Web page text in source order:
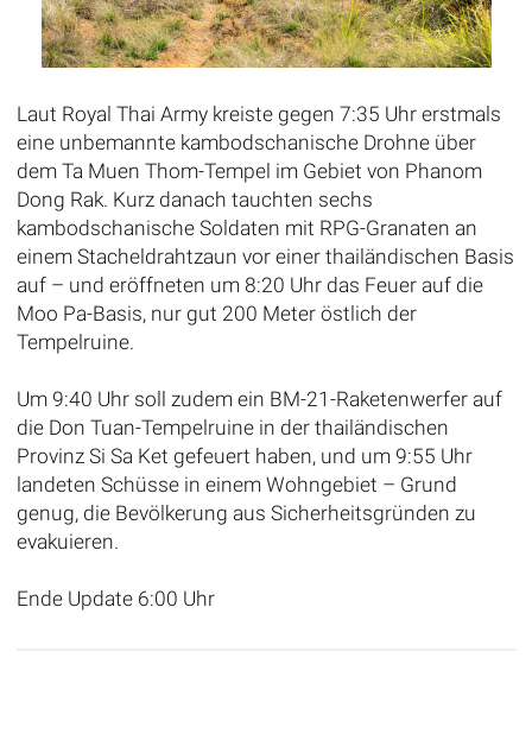
Laut Royal Thai Army kreiste gegen 7:35 Uhr erstmals
eine unbemannte kambodschanische Drohne über
dem Ta Muen Thom-Tempel im Gebiet von Phanom
Dong Rak. Kurz danach tauchten sechs
kambodschanische Soldaten mit RPG-Granaten an
einem Stacheldrahtzaun vor einer thailändischen Basis
auf – und eröffneten um 8:20 Uhr das Feuer auf die
Moo Pa-Basis, nur gut 200 Meter östlich der
Tempelruine.
Um 9:40 Uhr soll zudem ein BM-21-Raketenwerfer auf
die Don Tuan-Tempelruine in der thailändischen
Provinz Si Sa Ket gefeuert haben, und um 9:55 Uhr
landeten Schüsse in einem Wohngebiet – Grund
genug, die Bevölkerung aus Sicherheitsgründen zu
evakuieren.
Ende Update 6:00 Uhr